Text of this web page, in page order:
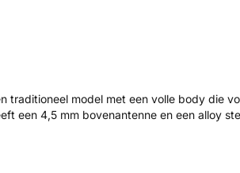
traditioneel model met een volle body die
een 4,5 mm bovenantenne en een alloy